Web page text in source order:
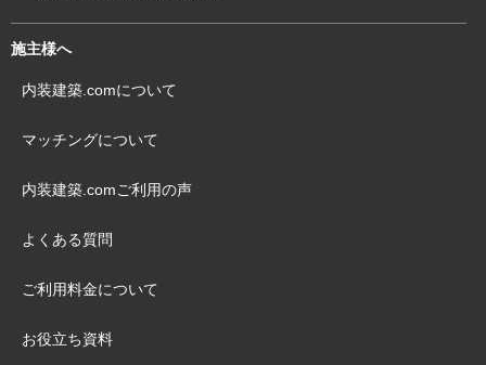
施主様へ
内装建築.comについて
マッチングについて
内装建築.comご利用の声
よくある質問
ご利用料金について
お役立ち資料